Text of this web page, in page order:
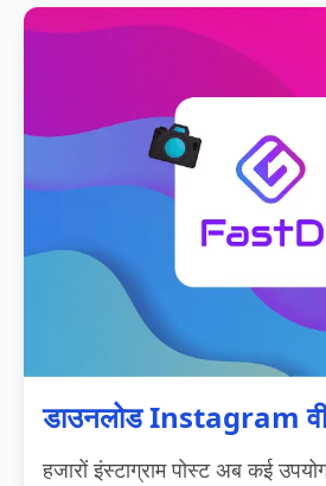
डाउनलोड Instagram
हजारों इंस्टाग्राम पोस्ट अब कई